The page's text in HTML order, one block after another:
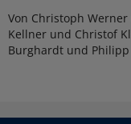
Von Christoph
Kellner und Christof
Burghardt und Philipp